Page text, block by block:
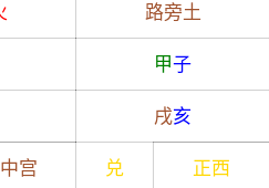
路旁土
甲子
戌亥
中宫 兑 正西